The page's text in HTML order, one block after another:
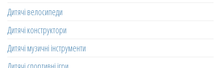
Дитячі велосипеди
Дитячі конструктори
Дитячі музичні інструменти